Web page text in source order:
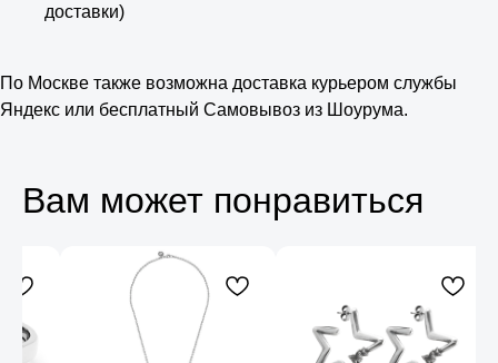
доставки)
По Москве также возможна доставка курьером службы
Яндекс или бесплатный Самовывоз из Шоурума.
Вам может понравиться